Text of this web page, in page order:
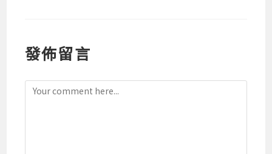
發佈留言
Comment